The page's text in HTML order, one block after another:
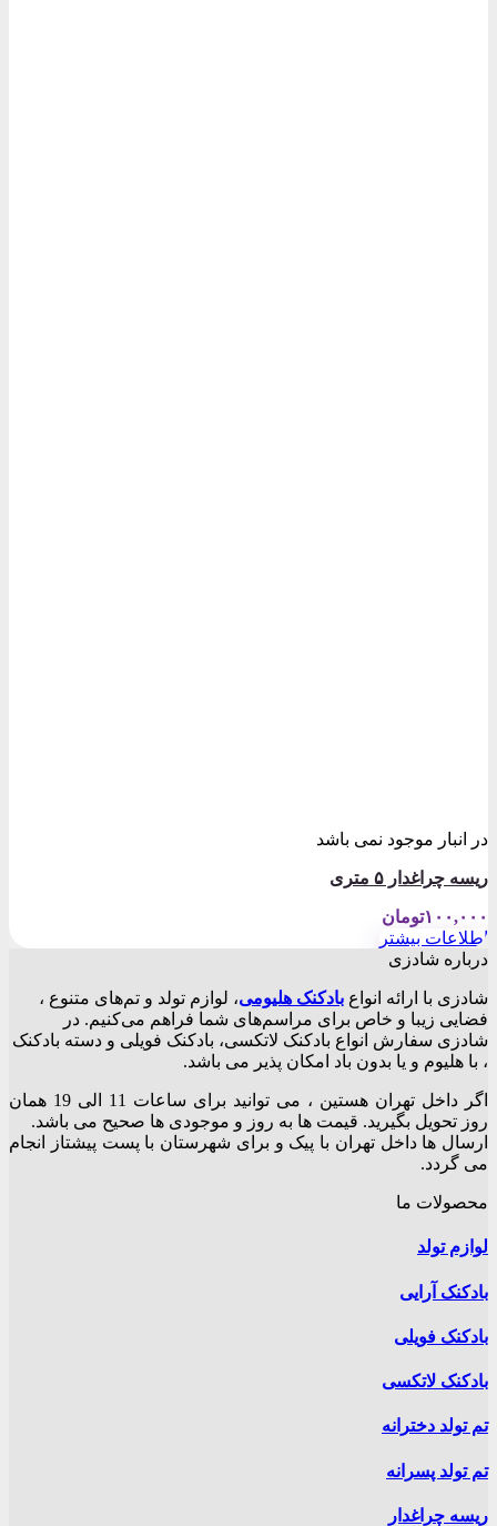
در انبار موجود نمی باشد
ریسه چراغدار ۵ متری
۱۰۰,۰۰۰تومان
اطلاعات بیشتر
درباره شادزی
شادزی با ارائه انواع بادکنک‌ هلیومی، لوازم تولد و تم‌های متنوع ،
فضایی زیبا و خاص برای مراسم‌های شما فراهم می‌کنیم. در
شادزی سفارش انواع بادکنک لاتکسی، بادکنک فویلی و دسته بادکنک
، با هلیوم و یا بدون باد امکان پذیر می باشد.
اگر داخل تهران هستین ، می توانید برای ساعات 11 الی 19 همان
روز تحویل بگیرید. قیمت ها به روز و موجودی ها صحیح می باشد.
ارسال ها داخل تهران با پیک و برای شهرستان با پست پیشتاز انجام
می گردد.
محصولات ما
لوازم تولد
بادکنک آرایی
بادکنک فویلی
بادکنک لاتکسی
تم تولد دخترانه
تم تولد پسرانه
ریسه چراغدار